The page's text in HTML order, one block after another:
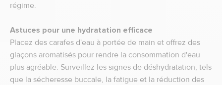
régime.
Astuces pour une hydratation efficace
Placez des carafes d'eau à portée de main et offrez des
glaçons aromatisés pour rendre la consommation d'eau
plus agréable. Surveillez les signes de déshydratation, tels
que la sécheresse buccale, la fatigue et la réduction des